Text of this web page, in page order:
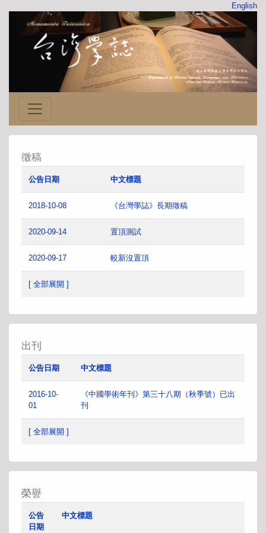
English
徵稿
公告日期 中文標題
2018-10-08 《台灣學誌》長期徵稿
2020-09-14 置頂測試
2020-09-17 較新沒置頂
[ 全部展開 ]
出刊
公告日期 中文標題
2016-10-
01
《中國學術年刊》第三十八期（秋季號）已出
刊
[ 全部展開 ]
榮譽
公告
日期
中文標題